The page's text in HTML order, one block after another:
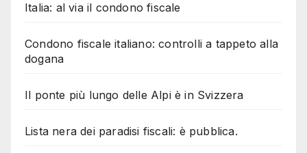
Italia: al via il condono fiscale
Condono fiscale italiano: controlli a tappeto alla
dogana
Il ponte più lungo delle Alpi è in Svizzera
Lista nera dei paradisi fiscali: è pubblica.